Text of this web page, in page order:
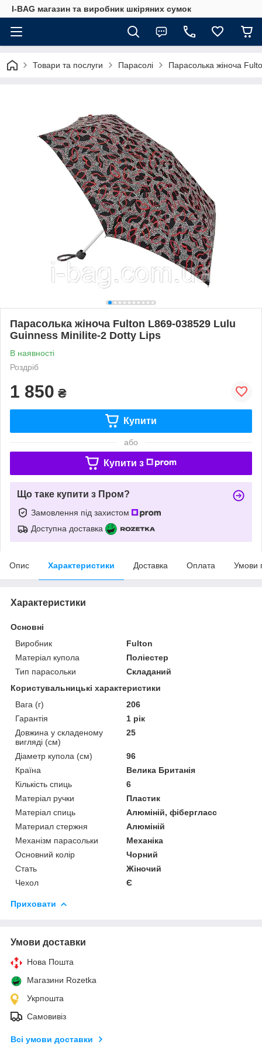
I-BAG магазин та виробник шкіряних сумок
Товари та послуги Парасолі Парасолька жіноча
Парасолька жіноча Fulton L869-038529 Lulu
Guinness Minilite-2 Dotty Lips
В наявності
Роздріб
1 850 ₴
Купити
або
Купити з
Що таке купити з Пром?
Замовлення під захистом
Доступна доставка
Опис Характеристики Доставка Оплата Умови
Характеристики
Основні
Виробник
Fulton
Матеріал купола
Поліестер
Тип парасольки
Складаний
Користувальницькі характеристики
Вага (г)
206
Гарантія
1 рік
Довжина у складеному
вигляді (см)
25
Діаметр купола (см)
96
Країна
Велика Британія
Кількість спиць
6
Матеріал ручки
Пластик
Матеріал спиць
Алюміній, фібергласс
Материал стержня
Алюміній
Механізм парасольки
Механіка
Основний колір
Чорний
Стать
Жіночий
Чехол
Є
Приховати
Умови доставки
Нова Пошта
Магазини Rozetka
Укрпошта
Самовивіз
Всі умови доставки